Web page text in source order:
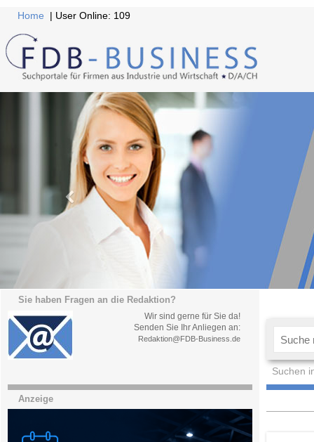
Home | User Online: 109
Sie haben Fragen an die Redaktion?
Wir sind gerne für Sie da!
Senden Sie Ihr Anliegen an:
Redaktion@FDB-Business.de
Suchen
Anzeige